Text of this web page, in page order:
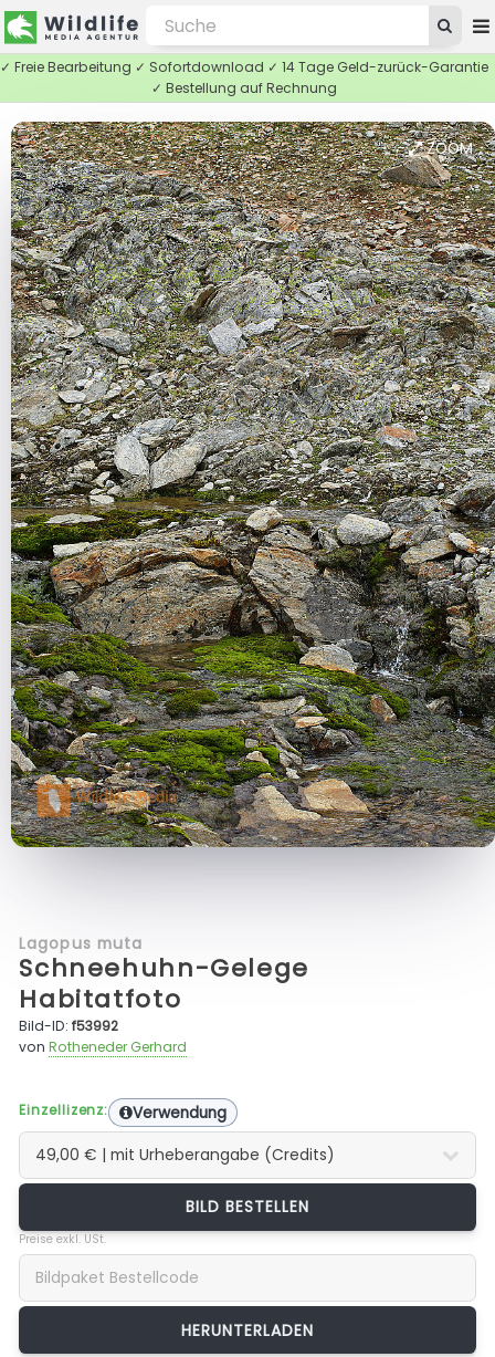
✓ Freie Bearbeitung ✓ Sofortdownload ✓ 14 Tage Geld-zurück-Garantie
✓ Bestellung auf Rechnung
ZOOM
Lagopus muta
Schneehuhn-Gelege
Habitatfoto
Bild-ID:f53992
vonRotheneder Gerhard
Einzellizenz: Verwendung
BILD BESTELLEN
Preise exkl. USt.